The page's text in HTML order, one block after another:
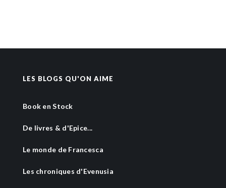
LES BLOGS QU'ON AIME
Book en Stock
De livres & d'Epice...
Le monde de Francesca
Les chroniques d'Evenusia